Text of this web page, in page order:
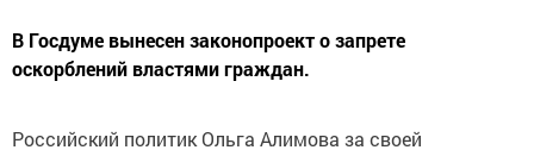
В Госдуме вынесен законопроект о запрете
оскорблений властями граждан.
Российский политик Ольга Алимова за своей